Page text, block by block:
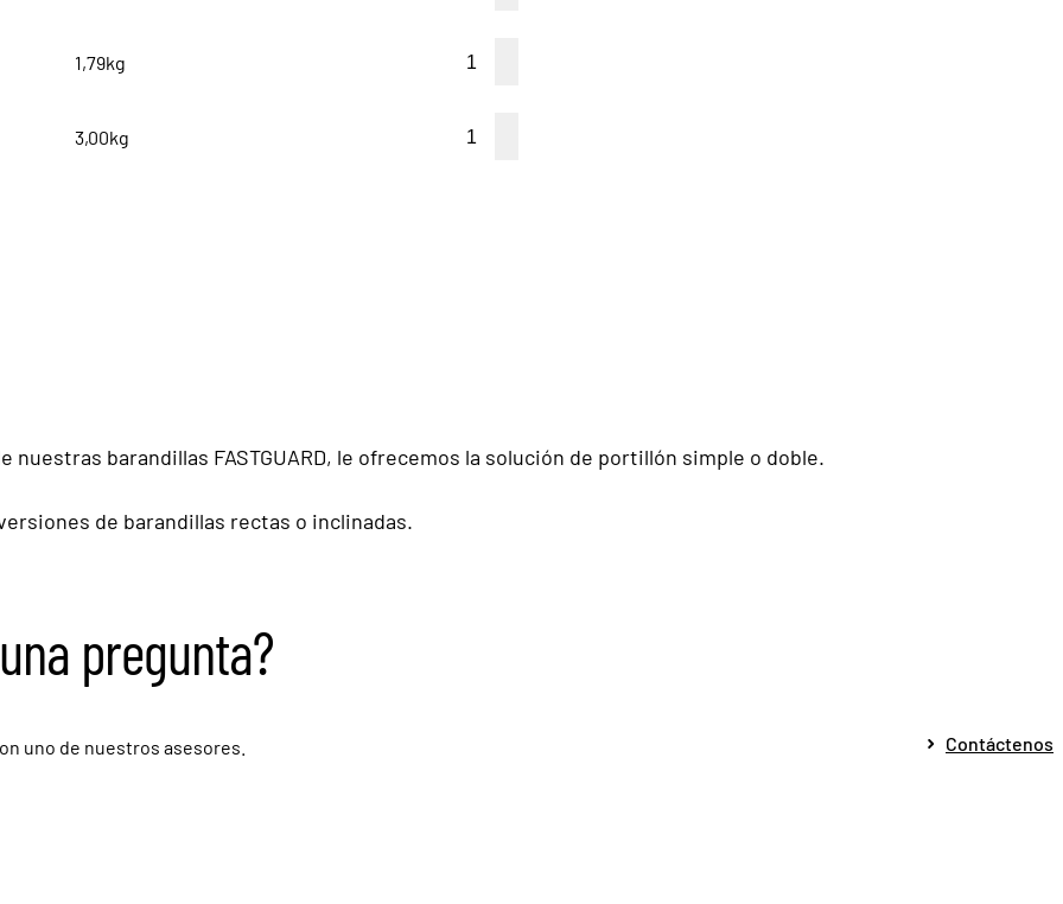
1,79kg
3,00kg
nuestras barandillas FASTGUARD, le ofrecemos la solución de portillón simple o doble.
de barandillas rectas o inclinadas.
pregunta?
uno de nuestros asesores. Contáctenos